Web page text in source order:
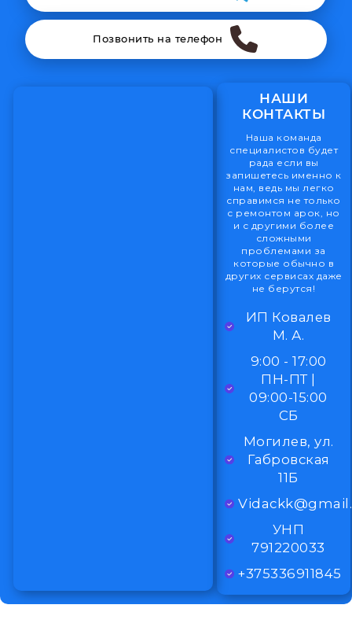
Позвонить на телефон
НАШИ
КОНТАКТЫ
Наша команда
специалистов будет
рада если вы
запишетесь именно к
нам, ведь мы легко
справимся не только
с ремонтом арок, но
и с другими более
сложными
проблемами за
которые обычно в
других сервисах даже
не берутся!
ИП Ковалев
М. А.
9:00 - 17:00
ПН-ПТ |
09:00-15:00
СБ
Могилев, ул.
Габровская
11Б
УНП
791220033
+375336911845